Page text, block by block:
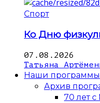
Спорт
Ко Дню
07.08.2026
Татьяна
Наши программы
Архив
70 лет